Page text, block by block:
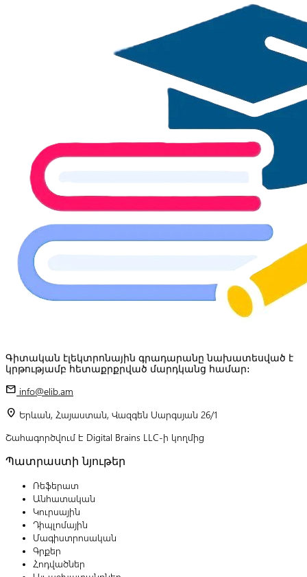
Գիտական էլեկտրոնային գրադարանը նախատեսված է
կրթությամբ հետաքրքրված մարդկանց համար:
mail info@elib.am
location_on Երևան, Հայաստան, Վազգեն Սարգսյան 26/1
Շահագործվում է Digital Brains LLC-ի կողմից
Պատրաստի նյութեր
Ռեֆերատ
Անհատական
Կուրսային
Դիպլոմային
Մագիստրոսական
Գրքեր
Հոդվածներ